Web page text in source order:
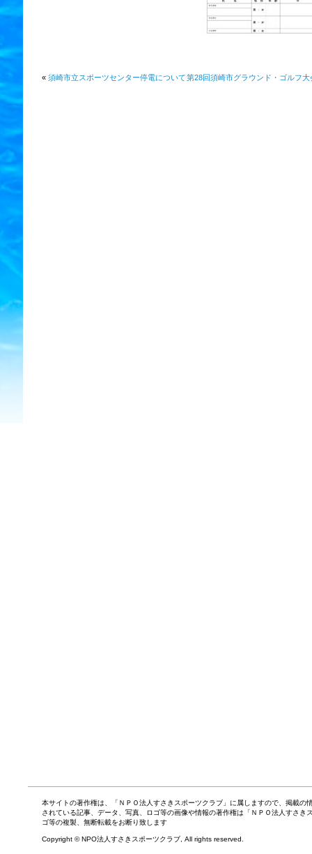
« 須崎市立スポーツセンター停電について第28回須崎市グラウンド・ゴルフ
本サイトの著作権は、「ＮＰＯ法人すさきスポーツクラブ」に属しますので、掲載
されている記事、データ、写真、ロゴ等の画像や情報の著作権は「ＮＰＯ法人すさ
ゴ等の複製、無断転載をお断り致します
Copyright © NPO法人すさきスポーツクラブ, All rights reserved.